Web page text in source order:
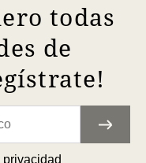
todas
de